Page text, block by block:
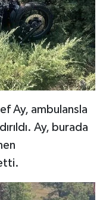
Ay, ambulansla
Ay, burada